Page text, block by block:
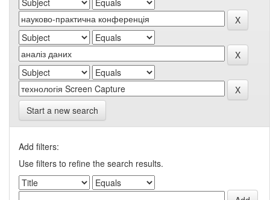
Start a new search
Add filters:
Use filters to refine the search results.